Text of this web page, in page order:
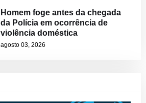
Homem foge antes da chegada
da Polícia em ocorrência de
violência doméstica
agosto 03, 2026